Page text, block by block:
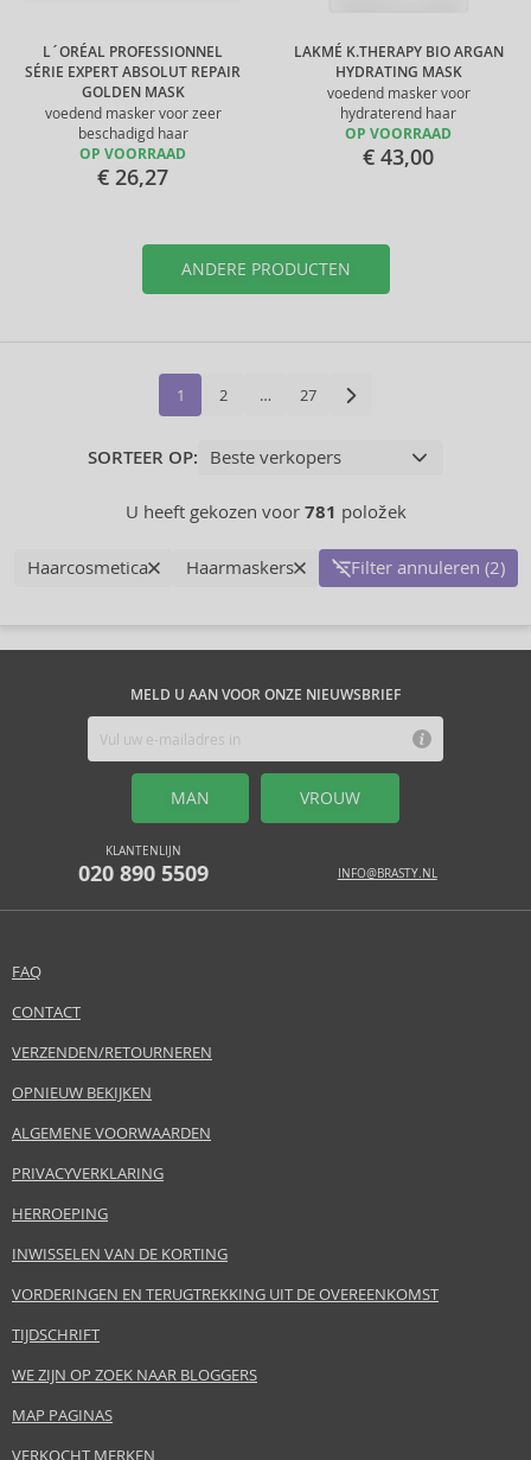
L´ORÉAL PROFESSIONNEL
SÉRIE EXPERT ABSOLUT REPAIR
GOLDEN MASK
voedend masker voor zeer
beschadigd haar
OP VOORRAAD
€ 26,27
LAKMÉ K.THERAPY BIO ARGAN
HYDRATING MASK
voedend masker voor
hydraterend haar
OP VOORRAAD
€ 43,00
ANDERE PRODUCTEN
1 2 … 27
SORTEER OP:
U heeft gekozen voor 781 položek
Haarcosmetica Haarmaskers Filter annuleren (2)
MELD U AAN VOOR ONZE NIEUWSBRIEF
MAN VROUW
KLANTENLIJN
020 890 5509 INFO@BRASTY.NL
FAQ
CONTACT
VERZENDEN/RETOURNEREN
OPNIEUW BEKIJKEN
ALGEMENE VOORWAARDEN
PRIVACYVERKLARING
HERROEPING
INWISSELEN VAN DE KORTING
VORDERINGEN EN TERUGTREKKING UIT DE OVEREENKOMST
TIJDSCHRIFT
WE ZIJN OP ZOEK NAAR BLOGGERS
MAP PAGINAS
VERKOCHT MERKEN